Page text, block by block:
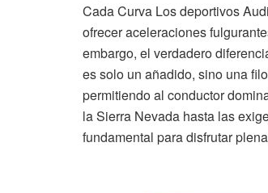
Cada Curva Los deportivos
ofrecer aceleraciones
embargo, el verdadero
es solo un añadido, sino una
permitiendo al conductor
la Sierra Nevada hasta las
fundamental para disfrutar